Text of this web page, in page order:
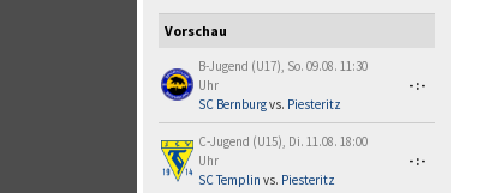
Vorschau
B-Jugend (U17), So. 09.08. 11:30
Uhr
SC Bernburgvs. Piesteritz
-:-
C-Jugend (U15), Di. 11.08. 18:00
Uhr
SC Templin vs. Piesteritz
-:-